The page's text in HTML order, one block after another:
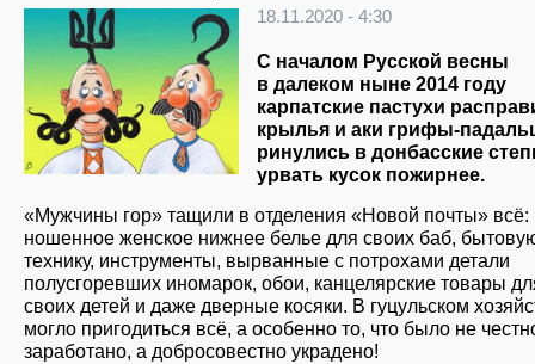
18.11.2020 - 4:30
С началом Русской весны
в далеком ныне 2014 году
карпатские пастухи
крылья и аки грифы-
ринулись в донбасские
урвать кусок пожирнее.
«Мужчины гор» тащили в отделения «Новой почты» всё:
ношенное женское нижнее белье для своих баб,
технику, инструменты, вырванные с потрохами детали
полусгоревших иномарок, обои, канцелярские товары
своих детей и даже дверные косяки. В гуцульском
могло пригодиться всё, а особенно то, что было не
заработано, а добросовестно украдено!